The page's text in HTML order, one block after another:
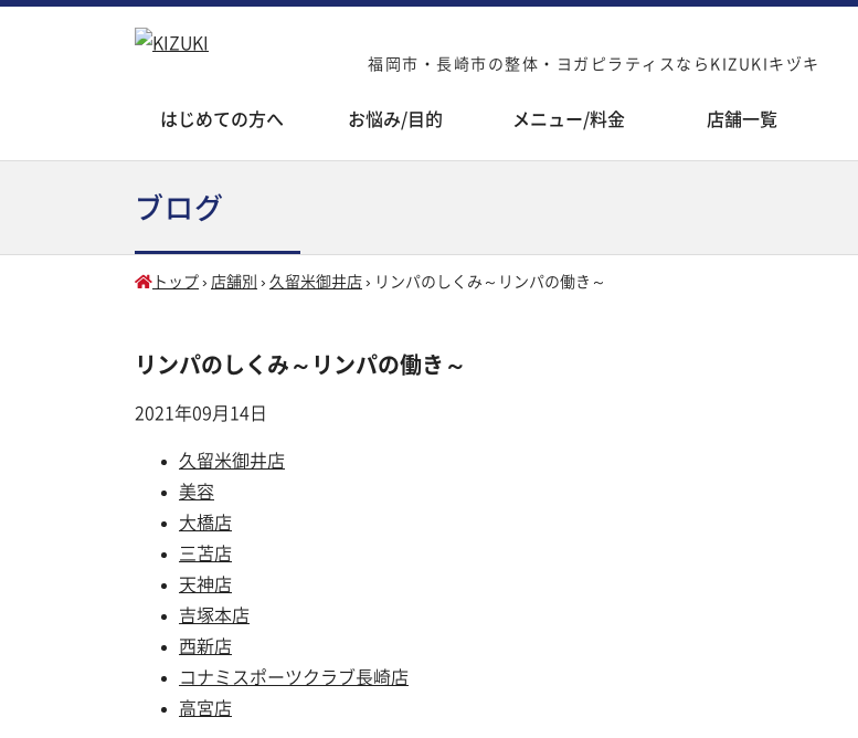
福岡市・長崎市の整体・ヨガピラティスならKIZUKIキヅキ
はじめての方へ お悩み/目的 メニュー/料金 店舗一覧
ブログ
トップ › 店舗別 › 久留米御井店 › リンパのしくみ～リンパの働き～
リンパのしくみ～リンパの働き～
2021年09月14日
久留米御井店
美容
大橋店
三苫店
天神店
吉塚本店
西新店
コナミスポーツクラブ長崎店
高宮店